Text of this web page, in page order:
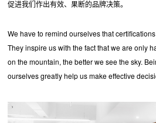
促进我们作出有效、果断的品牌决策。
We have to remind ourselves that
They inspire us with the fact that we are only
on the mountain, the better we see the sky.
ourselves greatly help us make effective